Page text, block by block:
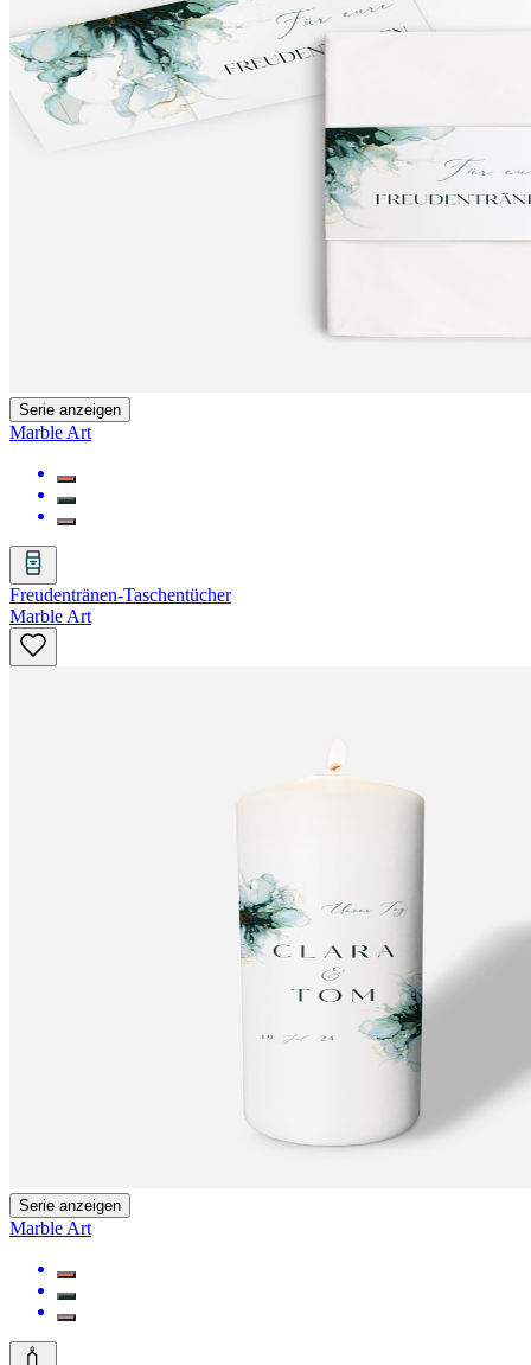
Serie anzeigen
Marble Art
Freudentränen-Taschentücher
Marble Art
Serie anzeigen
Marble Art